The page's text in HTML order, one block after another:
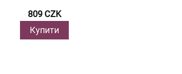
809 CZK
Купити